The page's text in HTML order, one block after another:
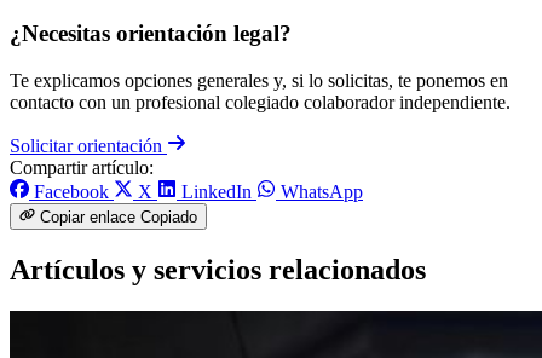
¿Necesitas orientación legal?
Te explicamos opciones generales y, si lo solicitas, te ponemos en
contacto con un profesional colegiado colaborador independiente.
Solicitar orientación
Compartir artículo:
Facebook
X LinkedIn WhatsApp
Copiar enlace Copiado
Artículos y servicios relacionados